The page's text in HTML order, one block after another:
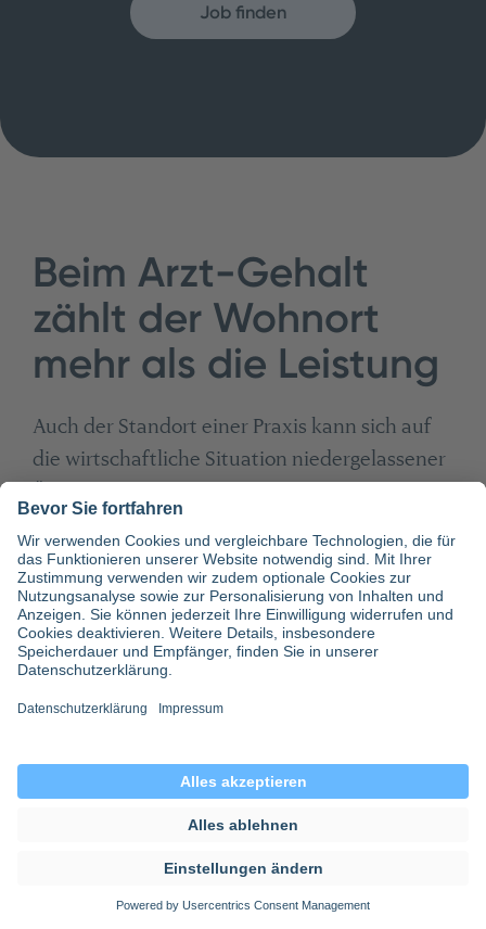
Job finden
Beim Arzt-Gehalt
zählt der Wohnort
mehr als die Leistung
Auch der Standort einer Praxis kann sich auf
die wirtschaftliche Situation niedergelassener
vergleichen.
Anders als bei angestellten ÄrztInnen gibt es
für niedergelassene MedizinerInnen keine
standardisierten Gehälter. Stattdessen hängt
das tatsächliche Einkommen von mehreren
regionale Versorgungsstruktur
Patientennachfrage
Fachrichtung
Praxisgröße und Kostenstruktur